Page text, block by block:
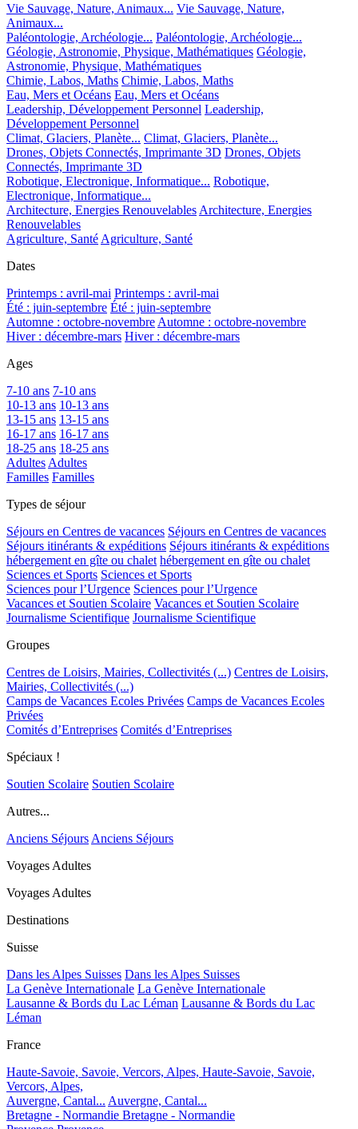
Vie Sauvage, Nature, Animaux... Vie Sauvage, Nature,
Animaux...
Paléontologie, Archéologie... Paléontologie, Archéologie...
Géologie, Astronomie, Physique, Mathématiques Géologie,
Astronomie, Physique, Mathématiques
Chimie, Labos, Maths Chimie, Labos, Maths
Eau, Mers et Océans Eau, Mers et Océans
Leadership, Développement Personnel Leadership,
Développement Personnel
Climat, Glaciers, Planète... Climat, Glaciers, Planète...
Drones, Objets Connectés, Imprimante 3D Drones, Objets
Connectés, Imprimante 3D
Robotique, Electronique, Informatique... Robotique,
Electronique, Informatique...
Architecture, Energies Renouvelables Architecture, Energies
Renouvelables
Agriculture, Santé Agriculture, Santé
Dates
Printemps : avril-mai Printemps : avril-mai
Été : juin-septembre Été : juin-septembre
Automne : octobre-novembre Automne : octobre-novembre
Hiver : décembre-mars Hiver : décembre-mars
Ages
7-10 ans 7-10 ans
10-13 ans 10-13 ans
13-15 ans 13-15 ans
16-17 ans 16-17 ans
18-25 ans 18-25 ans
Adultes Adultes
Familles Familles
Types de séjour
Séjours en Centres de vacances Séjours en Centres de vacances
Séjours itinérants & expéditions Séjours itinérants & expéditions
hébergement en gîte ou chalet hébergement en gîte ou chalet
Sciences et Sports Sciences et Sports
Sciences pour l’Urgence Sciences pour l’Urgence
Vacances et Soutien Scolaire Vacances et Soutien Scolaire
Journalisme Scientifique Journalisme Scientifique
Groupes
Centres de Loisirs, Mairies, Collectivités (...) Centres de Loisirs,
Mairies, Collectivités (...)
Camps de Vacances Ecoles Privées Camps de Vacances Ecoles
Privées
Comités d’Entreprises Comités d’Entreprises
Spéciaux !
Soutien Scolaire Soutien Scolaire
Autres...
Anciens Séjours Anciens Séjours
Voyages Adultes
Voyages Adultes
Destinations
Suisse
Dans les Alpes Suisses Dans les Alpes Suisses
La Genève Internationale La Genève Internationale
Lausanne & Bords du Lac Léman Lausanne & Bords du Lac
Léman
France
Haute-Savoie, Savoie, Vercors, Alpes, Haute-Savoie, Savoie,
Vercors, Alpes,
Auvergne, Cantal... Auvergne, Cantal...
Bretagne - Normandie Bretagne - Normandie